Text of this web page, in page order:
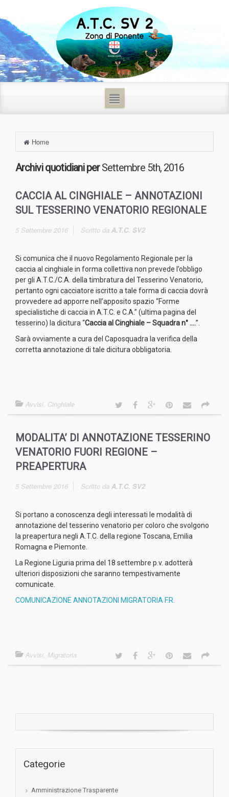
Home
Archivi quotidiani perSettembre 5th, 2016
CACCIA AL CINGHIALE – ANNOTAZIONI
SUL TESSERINO VENATORIO REGIONALE
5 Settembre 2016 Scritto da A.T.C. SV2
Si comunica che il nuovo Regolamento Regionale per la
caccia al cinghiale in forma collettiva non prevede l’obbligo
per gli A.T.C./C.A. della timbratura del Tesserino Venatorio,
pertanto ogni cacciatore iscritto a tale forma di caccia dovrà
provvedere ad apporre nell’apposito spazio “Forme
specialistiche di caccia in A.T.C. e C.A.” (ultima pagina del
tesserino) la dicitura “Caccia al Cinghiale – Squadra n° ….”.
Sarà ovviamente a cura del Caposquadra la verifica della
corretta annotazione di tale dicitura obbligatoria.
Avvisi, Cinghiale
MODALITA’ DI ANNOTAZIONE TESSERINO
VENATORIO FUORI REGIONE –
PREAPERTURA
5 Settembre 2016 Scritto da A.T.C. SV2
Si portano a conoscenza degli interessati le modalità di
annotazione del tesserino venatorio per coloro che svolgono
la preapertura negli A.T.C. della regione Toscana, Emilia
Romagna e Piemonte.
La Regione Liguria prima del 18 settembre p.v. adotterà
ulteriori disposizioni che saranno tempestivamente
comunicate.
COMUNICAZIONE ANNOTAZIONI MIGRATORIA F.R.
Avvisi, Migratoria
Categorie
Amministrazione Trasparente